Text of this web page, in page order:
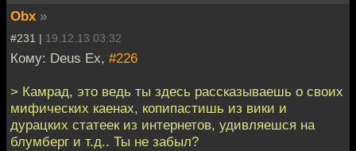
Obx »
#231 | 19.12.13 03:32
Кому: Deus Ex, #226
> Камрад, это ведь ты здесь рассказываешь о своих
мифических каенах, копипастишь из вики и
дурацких статеек из интернетов, удивляешся на
блумберг и т.д.. Ты не забыл?